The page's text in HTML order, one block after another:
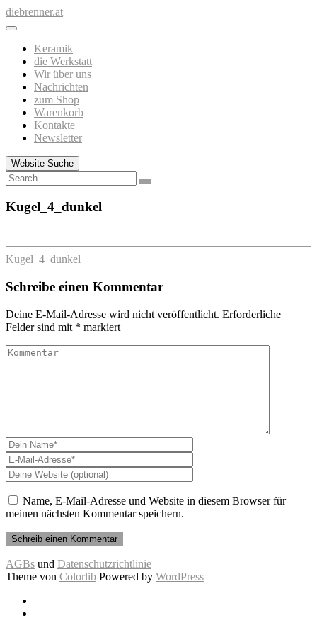
Zum
Inhalt
diebrenner.at
Keramik
die Werkstatt
Wir über uns
Nachrichten
zum Shop
Warenkorb
Kontakte
Newsletter
Website-Suche
Search
Kugel_4_dunkel
Kugel_4_dunkel
Schreibe einen Kommentar
Deine E-Mail-Adresse wird nicht veröffentlicht. Erforderliche
Felder sind mit * markiert
Name, E-Mail-Adresse und Website in diesem Browser für
meinen nächsten Kommentar speichern.
AGBs und Datenschutzrichtlinie
Theme von Colorlib Powered by WordPress